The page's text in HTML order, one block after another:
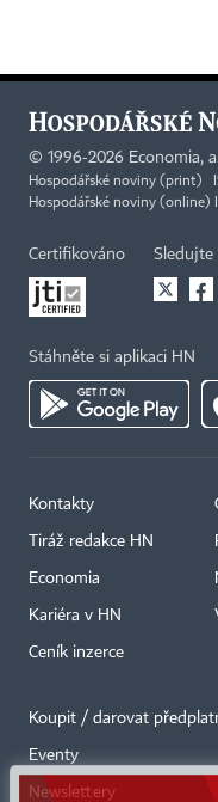
© 1996-2026 Economia,
Hospodářské noviny (print)
Hospodářské noviny (online)
Certifikováno Sledujte
Stáhněte si aplikaci HN
Kontakty
Tiráž redakce HN
Economia
Kariéra v HN
Ceník inzerce
Koupit / darovat
Eventy
Newslettery